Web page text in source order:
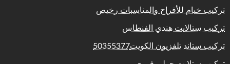
تركيب خيام للأفراح والمناسبات رخيص
تركيب ستالايت هندي الفنطاس
تركيب ستاند تلفزيون الكويت50355377